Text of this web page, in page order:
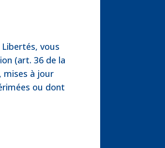
vous
(art. 36 de la
mises à jour
ou dont